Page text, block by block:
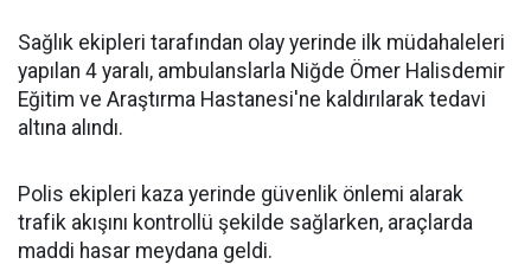
Sağlık ekipleri tarafından olay yerinde ilk müdahaleleri
yapılan 4 yaralı, ambulanslarla Niğde Ömer Halisdemir
Eğitim ve Araştırma Hastanesi'ne kaldırılarak tedavi
altına alındı.
Polis ekipleri kaza yerinde güvenlik önlemi alarak
trafik akışını kontrollü şekilde sağlarken, araçlarda
maddi hasar meydana geldi.